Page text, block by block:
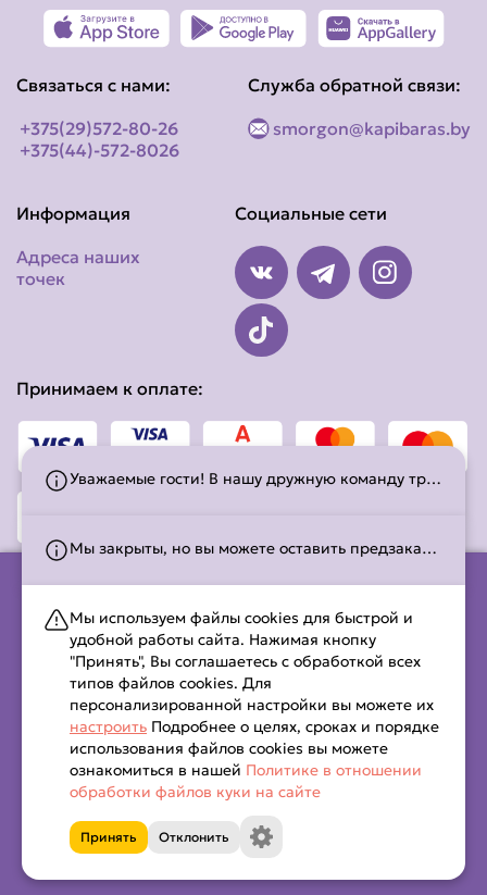
Уважаемые гости! В нашу дружную команду требуются курьер, кассир-оператор и повар-сушист! Обращаться по номеру телефона: +375295728026; +375445728026;
Мы закрыты, но вы можете оставить предзаказ! Работаем с 10:00 до 21:45. С временем работы можно ознакомиться на странице
Мы используем файлы cookies для быстрой и
удобной работы сайта. Нажимая кнопку
"Принять", Вы соглашаетесь с обработкой всех
типов файлов cookies. Для
персонализированной настройки вы можете их
настроить Подробнее о целях, сроках и порядке
использования файлов cookies вы можете
ознакомиться в нашей Политике в отношении
обработки файлов куки на сайте
Принять Отклонить
Связаться с нами:
+375(29)572-80-26
+375(44)-572-8026
Служба обратной связи:
smorgon@kapibaras.by
Информация
Адреса наших
точек
Социальные сети
Принимаем к оплате:
ООО «ИгваБар», 2021 УНП 692254142 свидетельство о гос.
регистрации выдано
Молодечненским районным исполнительным комитетом 19
мая 2021 г.
Интернет - магазин зарегистрирован в торговом реестре РБ
от 12.09.2022г 540989,
Республика Беларусь, Гродненская обл.,г. Сморгонь ул.
Капибара © 2026